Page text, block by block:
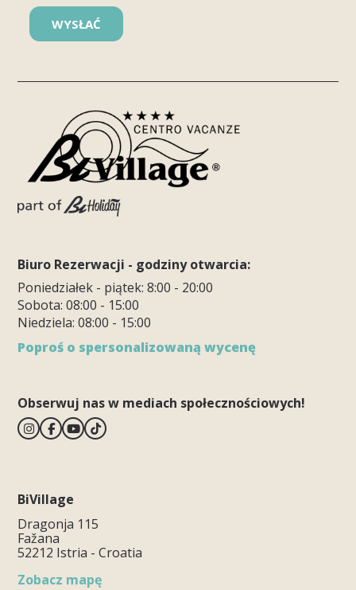
Biuro Rezerwacji - godziny otwarcia:
Poniedziałek - piątek: 8:00 - 20:00
Sobota: 08:00 - 15:00
Niedziela: 08:00 - 15:00
Poproś o spersonalizowaną wycenę
Obserwuj nas w mediach społecznościowych!
BiVillage
Dragonja 115
Fažana
52212 Istria - Croatia
Zobacz mapę